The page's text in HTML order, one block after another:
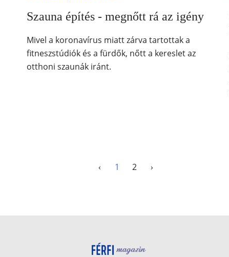
Szauna építés - megnőtt rá az igény
Mivel a koronavírus miatt zárva tartottak a
fitneszstúdiók és a fürdők, nőtt a kereslet az
otthoni szaunák iránt.
‹ 1 2 ›